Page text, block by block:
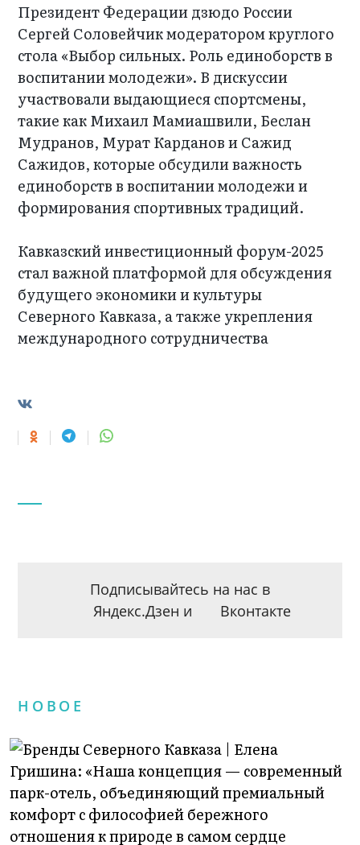
Президент Федерации дзюдо России
Сергей Соловейчик модератором круглого
стола «Выбор сильных. Роль единоборств в
воспитании молодежи». В дискуссии
участвовали выдающиеся спортсмены,
такие как Михаил Мамиашвили, Беслан
Мудранов, Мурат Карданов и Сажид
Сажидов, которые обсудили важность
единоборств в воспитании молодежи и
формирования спортивных традиций.
Кавказский инвестиционный форум-2025
стал важной платформой для обсуждения
будущего экономики и культуры
Северного Кавказа, а также укрепления
международного сотрудничества
Подписывайтесь на нас в
Яндекс.Дзен и Вконтакте
НОВОЕ